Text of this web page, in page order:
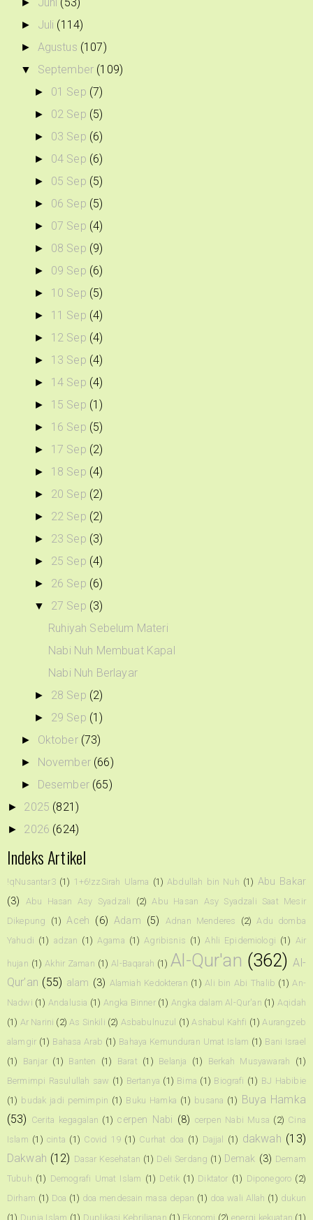
► Juli (114)
► Agustus (107)
▼ September (109)
► 01 Sep (7)
► 02 Sep (5)
► 03 Sep (6)
► 04 Sep (6)
► 05 Sep (5)
► 06 Sep (5)
► 07 Sep (4)
► 08 Sep (9)
► 09 Sep (6)
► 10 Sep (5)
► 11 Sep (4)
► 12 Sep (4)
► 13 Sep (4)
► 14 Sep (4)
► 15 Sep (1)
► 16 Sep (5)
► 17 Sep (2)
► 18 Sep (4)
► 20 Sep (2)
► 22 Sep (2)
► 23 Sep (3)
► 25 Sep (4)
► 26 Sep (6)
▼ 27 Sep (3)
Ruhiyah Sebelum Materi
Nabi Nuh Membuat Kapal
Nabi Nuh Berlayar
► 28 Sep (2)
► 29 Sep (1)
► Oktober (73)
► November (66)
► Desember (65)
► 2025 (821)
► 2026 (624)
Indeks Artikel
!qNusantar3 (1) 1+6!zzSirah Ulama (1) Abdullah bin Nuh (1) Abu Bakar
(3)
Abu Hasan Asy Syadzali (2) Abu Hasan Asy Syadzali Saat Mesir
Dikepung
(1) Aceh (6) Adam (5) Adnan Menderes (2) Adu domba
Yahudi (1) adzan (1) Agama (1) Agribisnis (1) Ahli Epidemiologi (1) Air
hujan (1) Akhir Zaman (1) Al-Baqarah (1) Al-Qur'an (362) Al-
Qur’an (55) alam (3) Alamiah Kedokteran (1) Ali bin Abi Thalib (1) An-
Nadwi (1) Andalusia (1) Angka Binner (1) Angka dalam Al-Qur'an (1) Aqidah
(1) Ar Narini (2) As Sinkili (2) Asbabulnuzul (1) Ashabul Kahfi (1) Aurangzeb
alamgir (1) Bahasa Arab (1) Bahaya Kemunduran Umat Islam (1) Bani Israel
(1)
Banjar (1) Banten (1) Barat (1) Belanja (1) Berkah Musyawarah
(1)
Bermimpi Rasulullah saw (1) Bertanya (1) Bima (1) Biografi (1) BJ Habibie
(1) budak jadi pemimpin (1) Buku Hamka (1) busana (1) Buya Hamka
(53) Cerita kegagalan (1) cerpen Nabi (8) cerpen Nabi Musa (2) Cina
Islam (1) cinta (1) Covid 19 (1) Curhat doa (1) Dajjal (1) dakwah (13)
Dakwah (12) Dasar Kesehatan (1) Deli Serdang (1) Demak (3) Demam
Tubuh (1) Demografi Umat Islam (1) Detik (1) Diktator (1) Diponegoro (2)
Dirham (1) Doa (1) doa mendesain masa depan (1) doa wali Allah (1) dukun
(1) Dunia Islam (1) Duplikasi Kebrilianan (1) Ekonomi (2) energi kekuatan (1)